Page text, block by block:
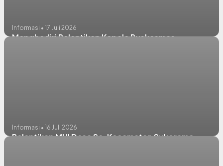
Informasi • 17 Juli 2026
Menghadiri Pelantikan Kepala Puskesmas
Informasi • 16 Juli 2026
Pelantikan MUI Desa Se-Kecamatan Sukorame